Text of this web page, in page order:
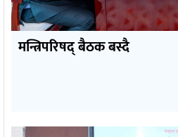
मन्त्रिपरिषद् बैठक बस्दै